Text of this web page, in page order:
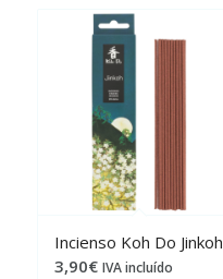
Incienso Koh Do Jinkoh
3,90€ IVA incluído